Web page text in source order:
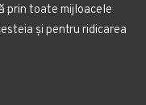
prin toate mijloacele
și pentru ridicarea